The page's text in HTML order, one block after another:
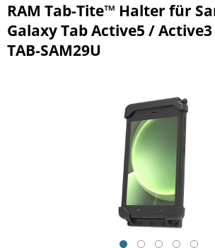
RAM Tab-Tite™ Halter für
Galaxy Tab Active5 / Active3
TAB-SAM29U